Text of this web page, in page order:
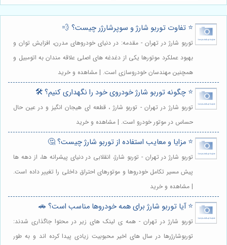
⭐️ تفاوت توربو شارژ و سوپرشارژر چیست؟ 💨
توربو شارژ در تهران - مقدمه: در دنیای خودروهای مدرن، افزایش توان و
بهبود عملکرد موتورها یکی از دغدغه های اصلی علاقه مندان به اتومبیل و
همچنین مهندسان خودروسازی است. | مشاهده و خرید
⭐️ چگونه توربو شارژ خودروی خود را نگهداری کنیم؟ 🛠️
توربو شارژ در تهران - توربو شارژ ، قطعه ای هیجان انگیز و در عین حال
حساس در موتور خودرو است. | مشاهده و خرید
⭐️ مزایا و معایب استفاده از توربو شارژ چیست؟ 🤔
توربو شارژ در تهران - توربو شارژ، انقلابی در دنیای پیشرانه ها، از دهه ها
پیش مسیر تکامل خودروها و موتورهای احتراق داخلی را تغییر داده است.
| مشاهده و خرید
⭐️ آیا توربو شارژ برای همه خودروها مناسب است؟ 🚗
توربو شارژ در تهران - همه ی لینک های زیر در محتوا جاگذاری شدند:
توربوشارژرها در سال های اخیر محبوبیت زیادی پیدا کرده اند و به طور